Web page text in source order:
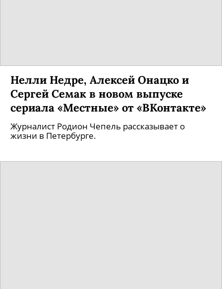
Нелли Недре, Алексей Онацко и
Сергей Семак в новом выпуске
сериала «Местные» от «ВКонтакте»
Журналист Родион Чепель рассказывает о
жизни в Петербурге.